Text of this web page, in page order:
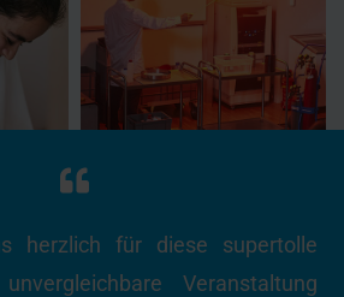
herzlich für diese supertolle
Veranstaltung